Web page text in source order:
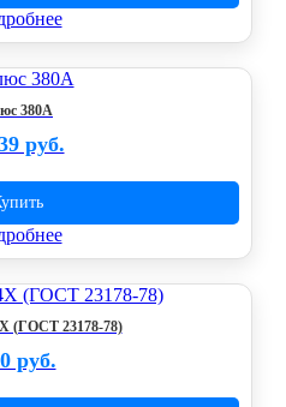
380А
руб.
(ГОСТ 23178-78)
руб.